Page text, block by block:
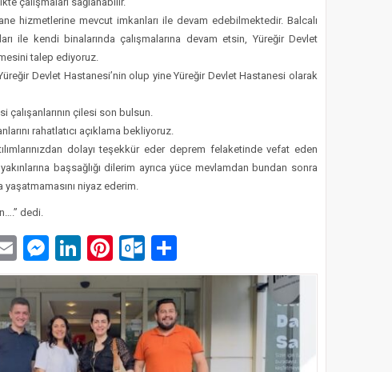
hizmetlerine mevcut imkanları ile devam edebilmektedir. Balcalı
ile kendi binalarında çalışmalarına devam etsin, Yüreğir Devlet
talep ediyoruz.
Devlet Hastanesi’nin olup yine Yüreğir Devlet Hastanesi olarak
çalışanlarının çilesi son bulsun.
rahatlatıcı açıklama bekliyoruz.
dolayı teşekkür eder deprem felaketinde vefat eden
başsağlığı dilerim ayrıca yüce mevlamdan bundan sonra
yaşatmamasını niyaz ederim.
dedi.
EmailMessenger
LinkedIn
Pinterest
Outlook.com